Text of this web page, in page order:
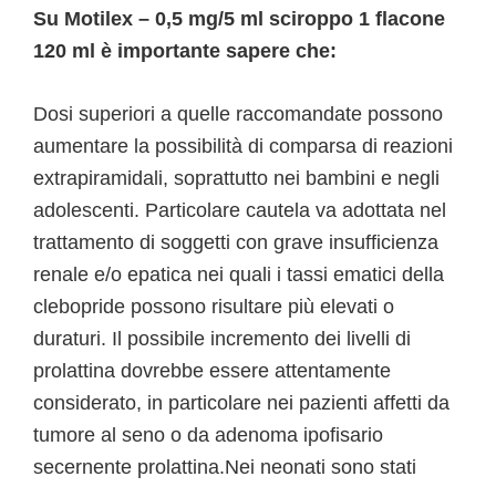
Su Motilex – 0,5 mg/5 ml sciroppo 1 flacone
120 ml è importante sapere che:
Dosi superiori a quelle raccomandate possono
aumentare la possibilità di comparsa di reazioni
extrapiramidali, soprattutto nei bambini e negli
adolescenti. Particolare cautela va adottata nel
trattamento di soggetti con grave insufficienza
renale e/o epatica nei quali i tassi ematici della
clebopride possono risultare più elevati o
duraturi. Il possibile incremento dei livelli di
prolattina dovrebbe essere attentamente
considerato, in particolare nei pazienti affetti da
tumore al seno o da adenoma ipofisario
secernente prolattina.Nei neonati sono stati